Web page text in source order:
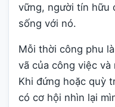
vững, người tín hữu
sống với nó.
Mỗi thời công phu
vã của công việc
Khi đứng hoặc quỳ
có cơ hội nhìn lại